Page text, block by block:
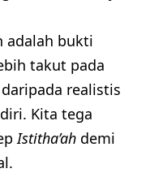
adalah bukti
takut pada
realistis
Kita tega
Istitha’ah demi